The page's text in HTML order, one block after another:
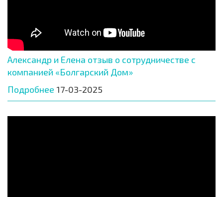
Александр и Елена отзыв о сотрудничестве с
компанией «Болгарский Дом»
Подробнее 17-03-2025